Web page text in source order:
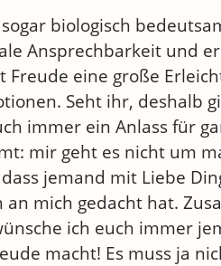
biologisch
Ansprechbarkeit und
eine große
Seht ihr, deshalb
immer ein Anlass für
mir geht es nicht um
jemand mit Liebe
mich gedacht hat.
ich euch immer
macht! Es muss ja